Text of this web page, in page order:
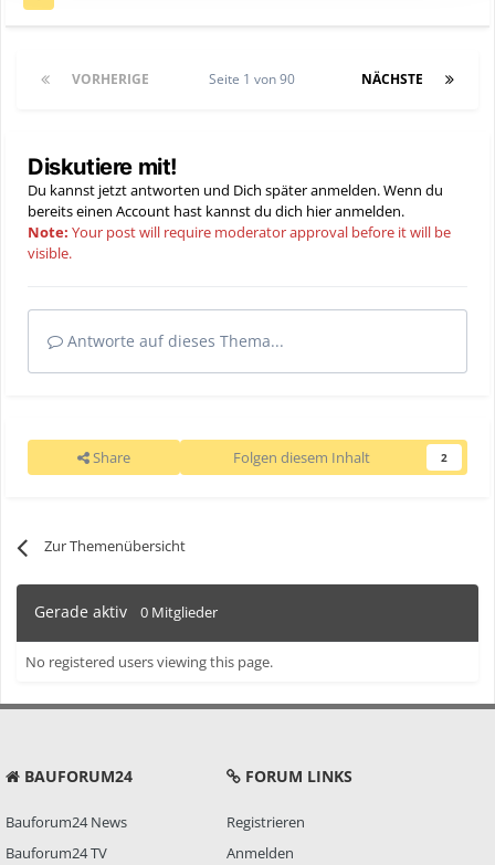
VORHERIGE NÄCHSTE
Seite 1 von 90
Diskutiere mit!
Du kannst jetzt antworten und Dich später anmelden. Wenn du
bereits einen Account hast kannst du dich hieranmelden.
Note: Your post will require moderator approval before it will be
visible.
Antworte auf dieses Thema...
Share Folgen diesem Inhalt 2
Zur Themenübersicht
Gerade aktiv 0 Mitglieder
No registered users viewing this page.
BAUFORUM24
Bauforum24 News
Bauforum24 TV
FORUM LINKS
Registrieren
Anmelden